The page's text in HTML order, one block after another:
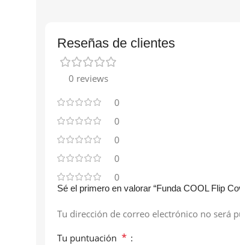
Reseñas de clientes
0 reviews
0
0
0
0
0
Sé el primero en valorar “Funda COOL Flip
Tu dirección de correo electrónico no será
Tu puntuación *